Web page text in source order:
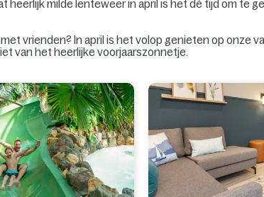
milde lenteweer in april is het dé tijd om te
vrienden? In april is het volop genieten op onze
van het heerlijke voorjaarszonnetje.